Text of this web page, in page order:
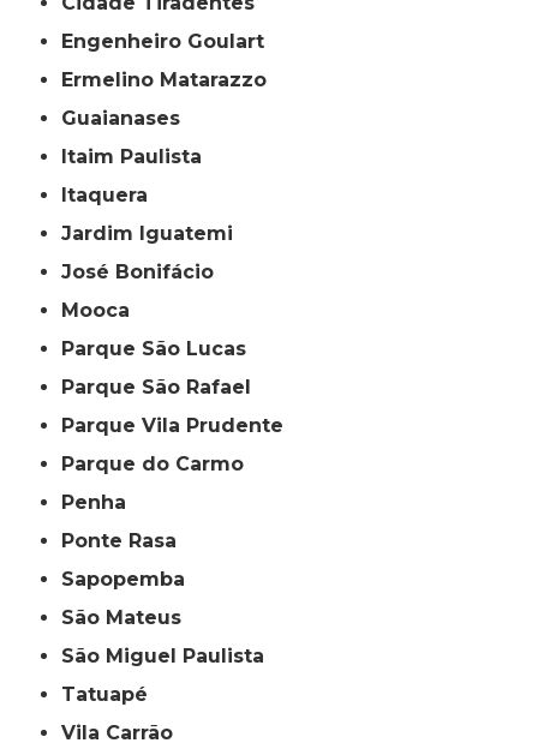
Engenheiro Goulart
Ermelino Matarazzo
Guaianases
Itaim Paulista
Itaquera
Jardim Iguatemi
José Bonifácio
Mooca
Parque São Lucas
Parque São Rafael
Parque Vila Prudente
Parque do Carmo
Penha
Ponte Rasa
Sapopemba
São Mateus
São Miguel Paulista
Tatuapé
Vila Carrão